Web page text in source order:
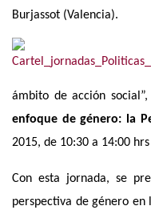
Burjassot (Valencia).
ámbito de acción
enfoque de género: la
2015, de 10:30 a 14:00
Con esta jornada, se
perspectiva de género